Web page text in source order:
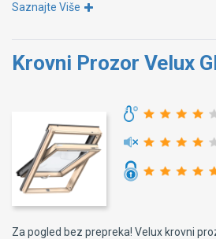
Saznajte Više
Krovni Prozor Velux
Za pogled bez prepreka! Velux krovni